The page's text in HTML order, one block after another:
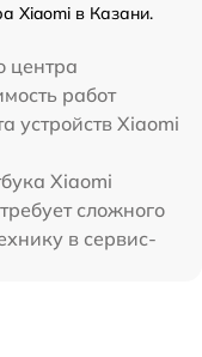
Xiaomi в Казани.
центра
работ
устройств Xiaomi
Xiaomi
сложного
в сервис-